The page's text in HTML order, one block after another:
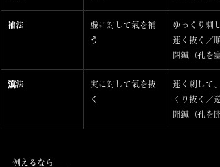
補法
虚に対して氣を補
う
ゆっくり刺
速く抜く／
閉鍼（孔を
瀉法
実に対して氣を抜
く
速く刺して
くり抜く／
開鍼（孔を
例えるなら――